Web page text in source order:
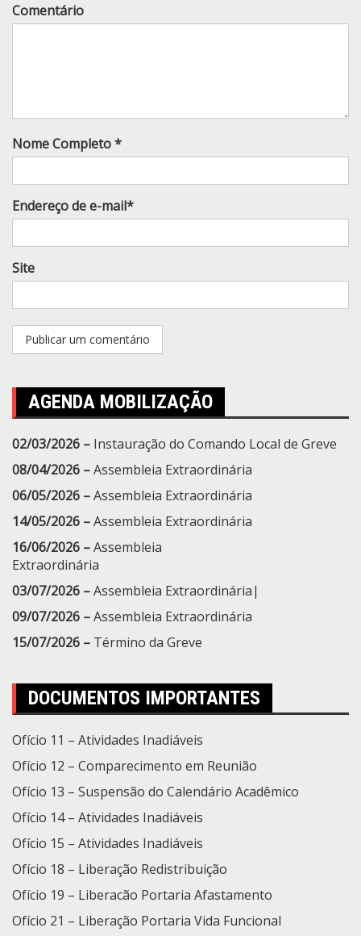
Comentário
Nome Completo *
Endereço de e-mail*
Site
AGENDA MOBILIZAÇÃO
02/03/2026 – Instauração do Comando Local de Greve
08/04/2026 –Assembleia Extraordinária
06/05/2026 –Assembleia Extraordinária
14/05/2026 –Assembleia Extraordinária
16/06/2026 –Assembleia
Extraordinária
03/07/2026 –Assembleia Extraordinária|
09/07/2026 –Assembleia Extraordinária
15/07/2026 – Término da Greve
DOCUMENTOS IMPORTANTES
Ofício 11 – Atividades Inadiáveis
Ofício 12 – Comparecimento em Reunião
Ofício 13 – Suspensão do Calendário Acadêmico
Ofício 14 – Atividades Inadiáveis
Ofício 15 – Atividades Inadiáveis
Ofício 18 – Liberação Redistribuição
Ofício 19 – Liberacão Portaria Afastamento
Ofício 21 – Liberação Portaria Vida Funcional